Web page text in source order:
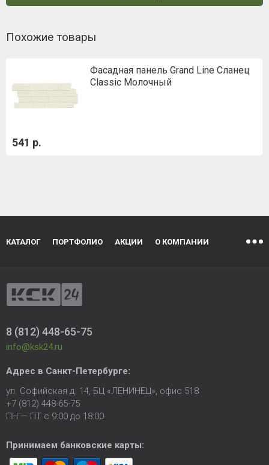
Похожие товары
Фасадная панель Grand Line Сланец
Classic Молочный
541 р.
КАТАЛОГ ПОРТФОЛИО АКЦИИ О КОМПАНИИ
8 (812) 448-65-75
info@ksk24.ru
Адрес в Санкт-Петербурге:
ул. Софийская д. 14, БЦ «ЛЕНИНЕЦ», офис 518
+7 (812) 448-65-75
ПН — ПТ с 9:00 до 18:00
Принимаем банковские карты: